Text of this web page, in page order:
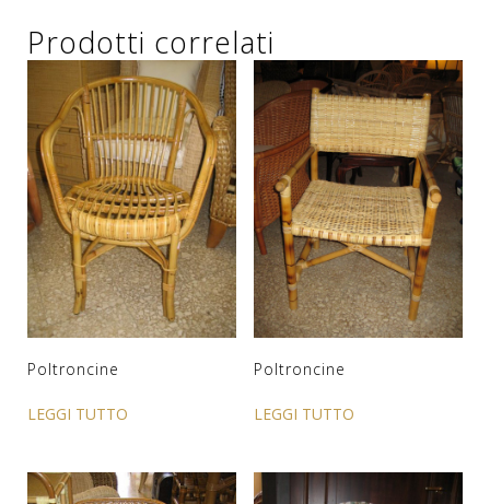
Prodotti correlati
Poltroncine
LEGGI TUTTO
Poltroncine
LEGGI TUTTO